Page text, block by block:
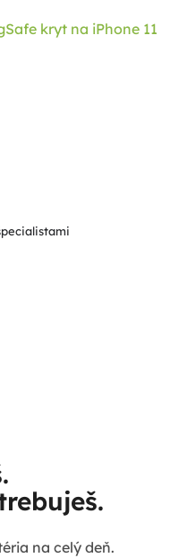
kryt na iPhone 11
na celý deň.